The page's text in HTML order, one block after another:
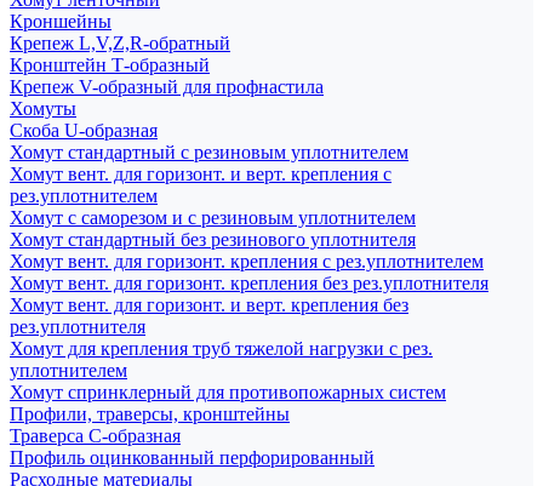
Кроншейны
Крепеж L,V,Z,R-обратный
Кронштейн Т-образный
Крепеж V-образный для профнастила
Хомуты
Скоба U-образная
Хомут стандартный с резиновым уплотнителем
Хомут вент. для горизонт. и верт. крепления с
рез.уплотнителем
Хомут с саморезом и с резиновым уплотнителем
Хомут стандартный без резинового уплотнителя
Хомут вент. для горизонт. крепления с рез.уплотнителем
Хомут вент. для горизонт. крепления без рез.уплотнителя
Хомут вент. для горизонт. и верт. крепления без
рез.уплотнителя
Хомут для крепления труб тяжелой нагрузки с рез.
уплотнителем
Хомут спринклерный для противопожарных систем
Профили, траверсы, кронштейны
Траверса С-образная
Профиль оцинкованный перфорированный
Расходные материалы